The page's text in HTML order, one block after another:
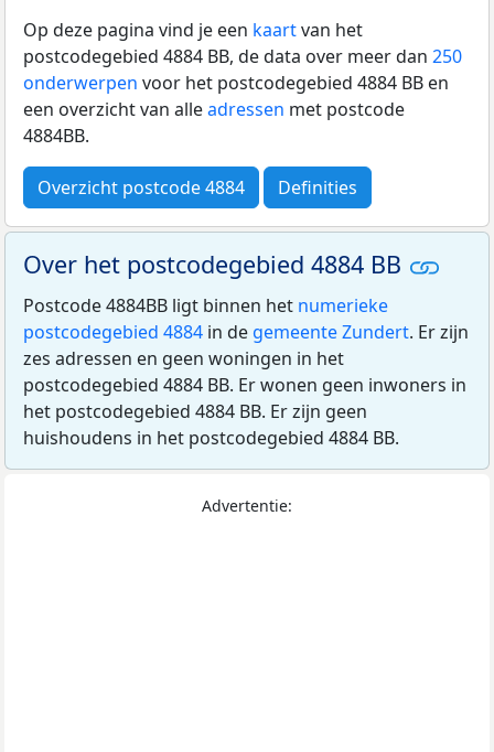
Op deze pagina vind je een kaartvan het
postcodegebied 4884 BB, de data over meer dan 250
onderwerpen voor het postcodegebied 4884 BB en
een overzicht van alleadressen met postcode
4884BB.
Overzicht postcode 4884 Definities
Over het postcodegebied 4884 BB
Postcode 4884BB ligt binnen het numerieke
postcodegebied 4884 in de gemeente Zundert. Er zijn
zes adressen en geen woningen in het
postcodegebied 4884 BB. Er wonen geen inwoners in
het postcodegebied 4884 BB. Er zijn geen
huishoudens in het postcodegebied 4884 BB.
Advertentie: